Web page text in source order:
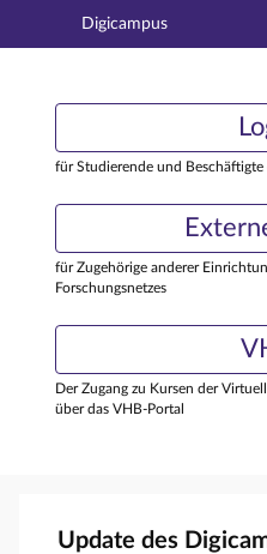
Externer
Digicampus
für Studierende und
für Zugehörige anderer
Forschungsnetzes
Der Zugang zu Kursen der
über das VHB-Portal
Update des